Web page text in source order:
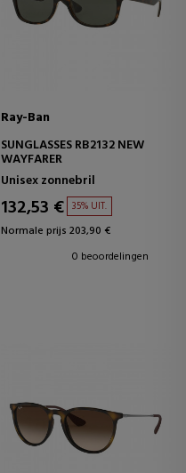
Ray-Ban
SUNGLASSES RB2132 NEW
WAYFARER
Unisex zonnebril
132,53 € 35% UIT.
Normale prijs 203,90 €
0 beoordelingen